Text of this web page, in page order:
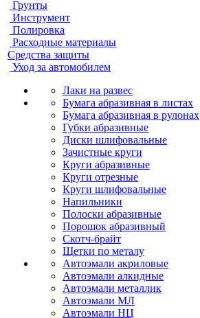
Грунты
Инструмент
Полировка
Расходные материалы
Средства защиты
Уход за автомобилем
Лаки на развес
Бумага абразивная в листах
Бумага абразивная в рулонах
Губки абразивные
Диски шлифовальные
Зачистные круги
Круги абразивные
Круги отрезные
Круги шлифовальные
Напильники
Полоски абразивные
Порошок абразивный
Скотч-брайт
Щетки по металу
Автоэмали акриловые
Автоэмали алкидные
Автоэмали металлик
Автоэмали МЛ
Автоэмали НЦ